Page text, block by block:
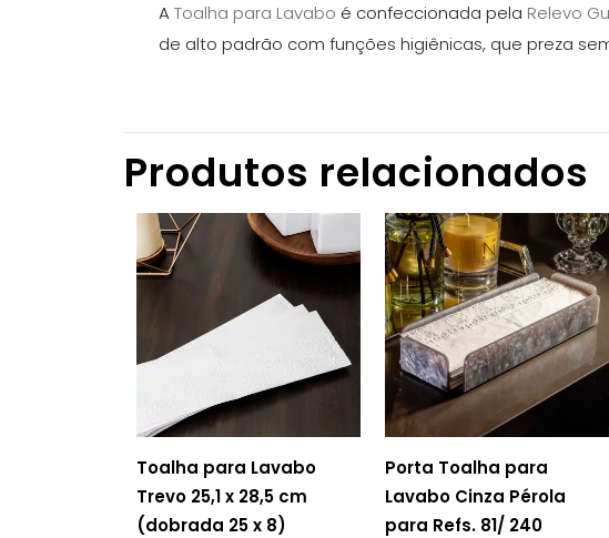
AToalha para Lavabo é confeccionada pela Relevo
de alto padrão com funções higiênicas, que preza
Produtos relacionados
Toalha para Lavabo
Trevo 25,1 x 28,5 cm
(dobrada 25 x 8)
Porta Toalha para
Lavabo Cinza Pérola
para Refs. 81/ 240